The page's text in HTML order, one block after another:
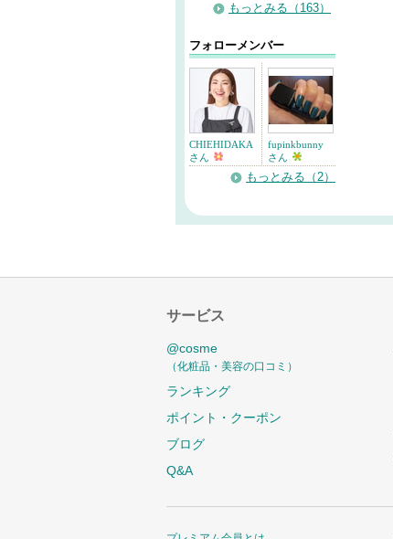
もっとみる（163）
フォローメンバー
CHIEHIDAKA
さん
fupinkbunny
さん
もっとみる（2）
サービス
@cosme
（化粧品・美容の口コミ）
ランキング
ポイント・クーポン
ブログ
Q&A